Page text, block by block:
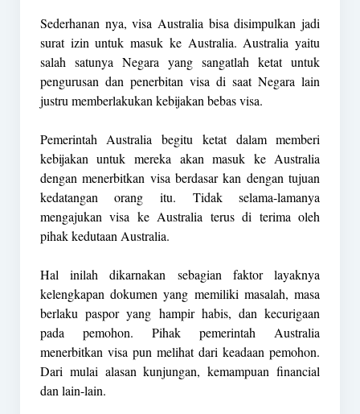
Sederhanan nya, visa Australia bisa disimpulkan jadi
surat izin untuk masuk ke Australia. Australia yaitu
salah satunya Negara yang sangatlah ketat untuk
pengurusan dan penerbitan visa di saat Negara lain
justru memberlakukan kebijakan bebas visa.
Pemerintah Australia begitu ketat dalam memberi
kebijakan untuk mereka akan masuk ke Australia
dengan menerbitkan visa berdasar kan dengan tujuan
kedatangan orang itu. Tidak selama-lamanya
mengajukan visa ke Australia terus di terima oleh
pihak kedutaan Australia.
Hal inilah dikarnakan sebagian faktor layaknya
kelengkapan dokumen yang memiliki masalah, masa
berlaku paspor yang hampir habis, dan kecurigaan
pada pemohon. Pihak pemerintah Australia
menerbitkan visa pun melihat dari keadaan pemohon.
Dari mulai alasan kunjungan, kemampuan financial
dan lain-lain.